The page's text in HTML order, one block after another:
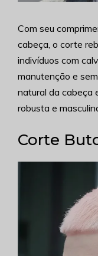
Com seu
cabeça, o corte
indivíduos com
manutenção e
natural da cabeça
robusta e
Corte